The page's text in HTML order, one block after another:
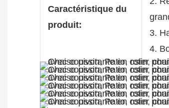
Caractéristique du
produit:
3.
4.